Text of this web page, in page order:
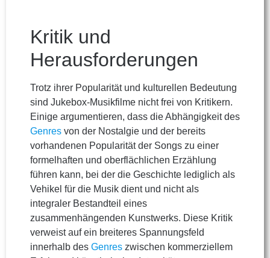
Kritik und
Herausforderungen
Trotz ihrer Popularität und kulturellen Bedeutung
sind Jukebox-Musikfilme nicht frei von Kritikern.
Einige argumentieren, dass die Abhängigkeit des
Genres von der Nostalgie und der bereits
vorhandenen Popularität der Songs zu einer
formelhaften und oberflächlichen Erzählung
führen kann, bei der die Geschichte lediglich als
Vehikel für die Musik dient und nicht als
integraler Bestandteil eines
zusammenhängenden Kunstwerks. Diese Kritik
verweist auf ein breiteres Spannungsfeld
innerhalb des Genres zwischen kommerziellem